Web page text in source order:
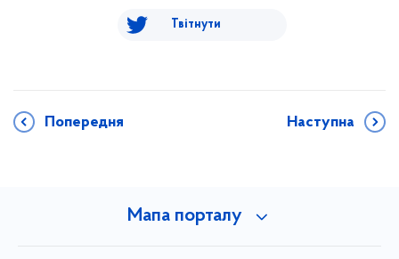
Твітнути
Попередня Наступна
Мапа порталу